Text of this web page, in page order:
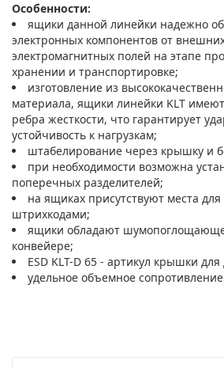
Особенности:
ящики данной линейки надежно
электронных компонентов от
электромагнитных полей на этапе
хранении и транспортировке;
изготовление из
материала, ящики линейки KLT
ребра жесткости, что гарантирует
устойчивость к нагрузкам;
штабелирование через крышку и
при необходимости возможна
поперечных разделителей;
на ящиках присутствуют места для
штрихкодами;
ящики обладают
конвейере;
ESD KLT-D 65 - артикул крышки
удельное объемное сопротивление